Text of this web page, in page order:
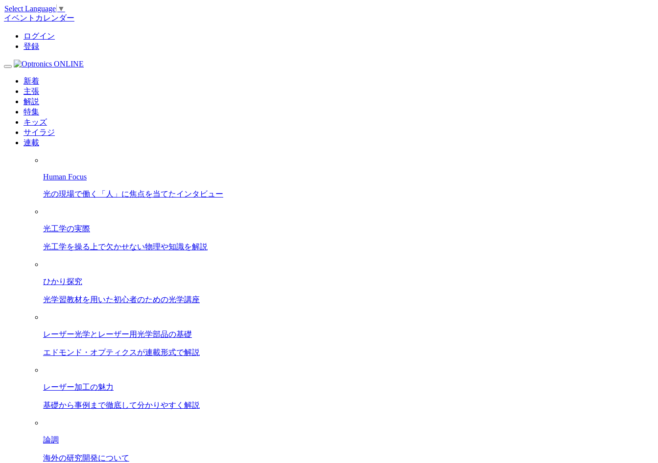
Select Language ▼
イベントカレンダー
ログイン
登録
新着
主張
解説
特集
キッズ
サイラジ
連載
Human Focus
光の現場で働く「人」に焦点を当てたインタビュー
光工学の実際
光工学を操る上で欠かせない物理や知識を解説
ひかり探究
光学習教材を用いた初心者のための光学講座
レーザー光学とレーザー用光学部品の基礎
エドモンド・オプティクスが連載形式で解説
レーザー加工の魅力
基礎から事例まで徹底して分かりやすく解説
論調
海外の研究開発について